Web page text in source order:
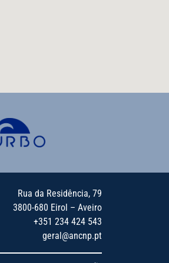
Rua da Residência, 79
3800-680 Eirol – Aveiro
+351 234 424 543
geral@ancnp.pt